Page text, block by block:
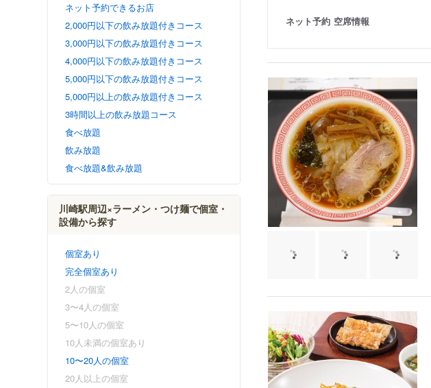
ネット予約できるお店
2,000円以下の飲み放題付きコース
3,000円以下の飲み放題付きコース
4,000円以下の飲み放題付きコース
5,000円以下の飲み放題付きコース
5,000円以上の飲み放題付きコース
3時間以上の飲み放題コース
食べ放題
飲み放題
食べ放題&飲み放題
川崎駅周辺×ラーメン・つけ麺で個室・
設備から探す
個室あり
完全個室あり
2人の個室
3〜4人の個室
5〜10人の個室
10人未満の個室あり
10〜20人の個室
20人以上の個室
ネット予約 空席情報